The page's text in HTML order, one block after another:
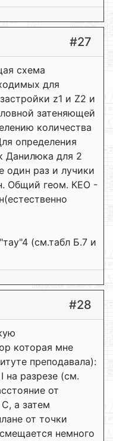
#27
схема
для
z1 и Z2 и
затеняющей
количества
определения
Данилюка для 2
один раз и лучики
Общий геом. КЕО -
(см.табл Б.7 и
#28
которая мне
преподавала):
на разрезе (см.
от
а затем
от точки
немного